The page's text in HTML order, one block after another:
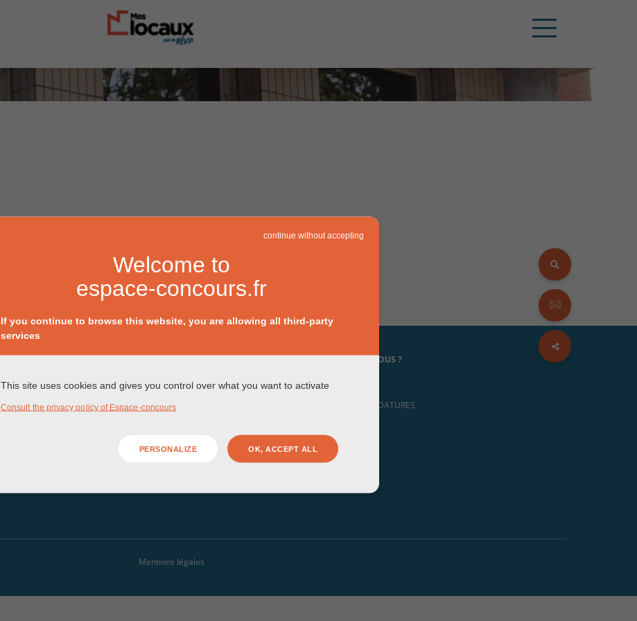
LOCAUX D’ACTIVITÉS ET HÔTELS INDUSTRIELS
HÔTELS D’ENTREPRISES, PÉPINIÈRES ET INCUBATEURS
LOCAUX ÉVÉNEMENTIELS
QUI SOMMES-NOUS ?
TÉMOIGNAGES
APPELS À CANDIDATURES
Mentions légales
continue without accepting
Welcome to
espace-concours.fr
If you continue to browse this website, you are allowing all third-party
services
This site uses cookies and gives you control over what you want to activate
Consult the privacy policy of Espace-concours
PERSONALIZE OK, ACCEPT ALL